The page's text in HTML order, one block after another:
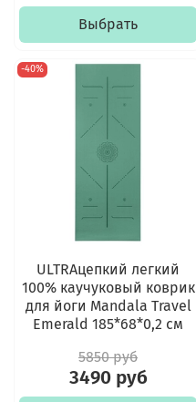
Выбрать
-40%
ULTRAцепкий легкий
100% каучуковый коврик
для йоги Mandala Travel
Emerald 185*68*0,2 см
5850 руб
3490 руб